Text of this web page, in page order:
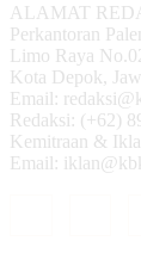
ALAMAT
Perkantoran
Limo Raya
Kota Depok,
Email:
Redaksi: (+62)
Kemitraan &
Email: